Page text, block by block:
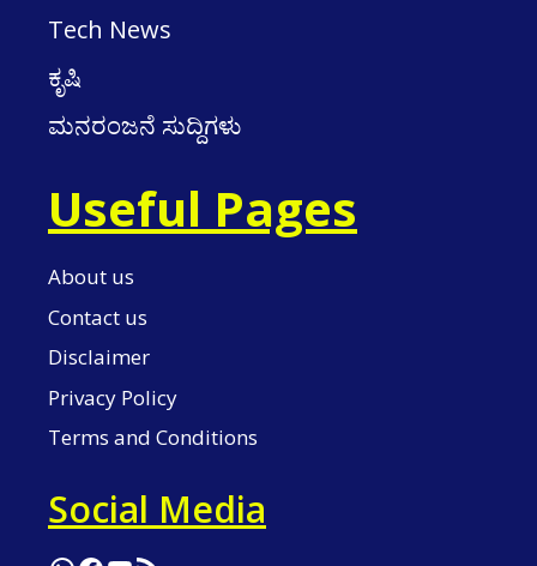
Tech News
ಕೃಷಿ
ಮನರಂಜನೆ ಸುದ್ದಿಗಳು
Useful Pages
About us
Contact us
Disclaimer
Privacy Policy
Terms and Conditions
Social Media